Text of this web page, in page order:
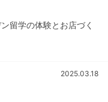
留学の体験とお店づく
2025.03.18